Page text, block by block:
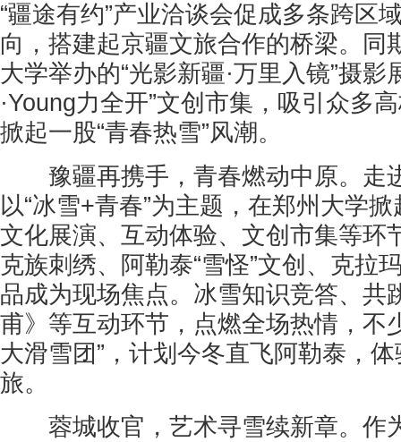
“疆途有约”产业洽谈会促成多条跨区
向，搭建起京疆文旅合作的桥梁。同
大学举办的“光影新疆·万里入镜”摄影
·Young力全开”文创市集，吸引众多
掀起一股“青春热雪”风潮。
豫疆再携手，青春燃动中原。走
以“冰雪+青春”为主题，在郑州大学
文化展演、互动体验、文创市集等环
克族刺绣、阿勒泰“雪怪”文创、克拉
品成为现场焦点。冰雪知识竞答、共
甫》等互动环节，点燃全场热情，不
大滑雪团”，计划今冬直飞阿勒泰，
旅。
蓉城收官，艺术寻雪续新章。作